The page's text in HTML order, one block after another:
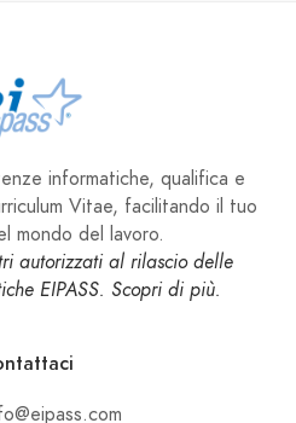
informatiche, qualifica e
Vitae, facilitando il tuo
mondo del lavoro.
autorizzati al rilascio delle
EIPASS. Scopri di più.